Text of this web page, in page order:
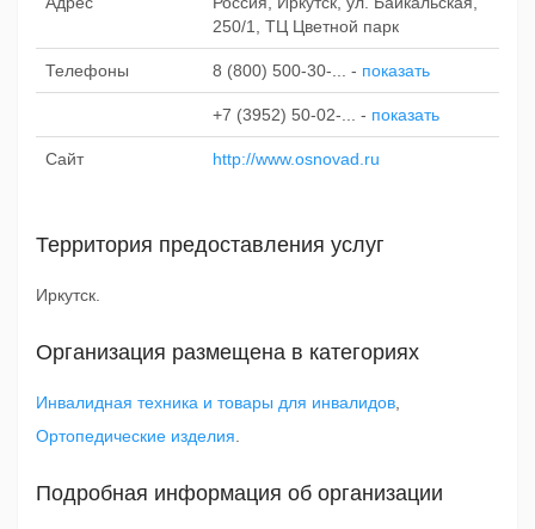
250/1, ТЦ Цветной парк
Телефоны 8 (800) 500-30-... - показать
+7 (3952) 50-02-... - показать
Сайт http://www.osnovad.ru
Территория предоставления услуг
Иркутск.
Организация размещена в категориях
Инвалидная техника и товары для инвалидов
Ортопедические изделия
Подробная информация об организации